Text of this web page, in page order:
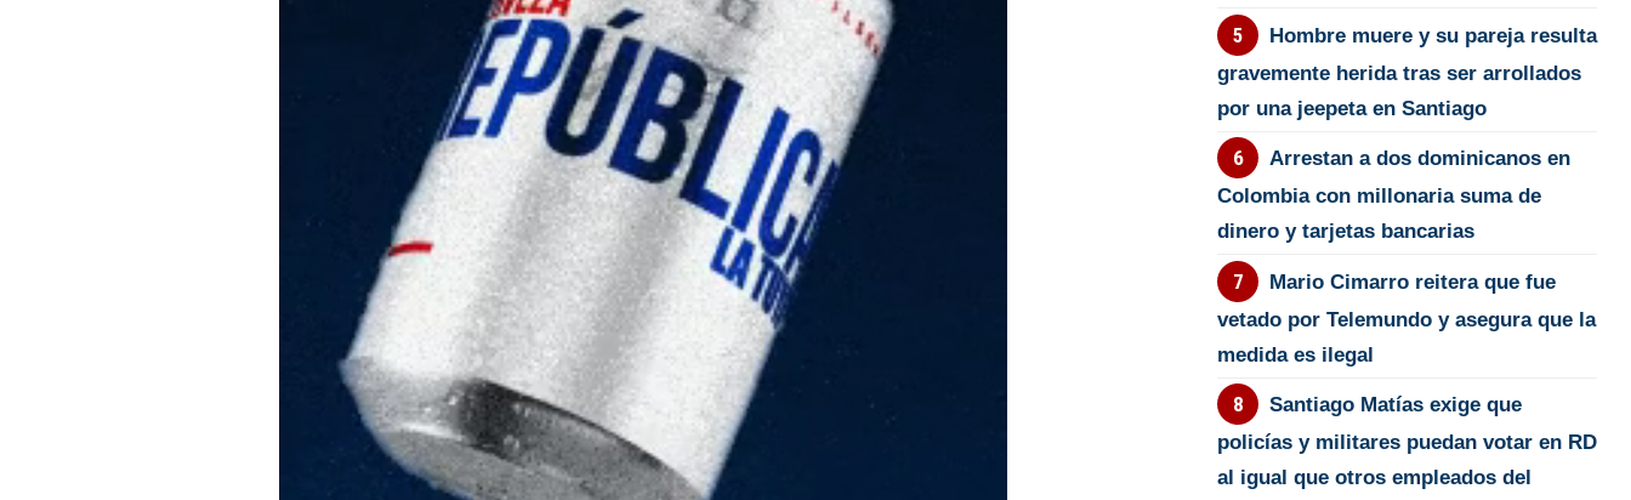
Hombre muere y su pareja resulta
gravemente herida tras ser arrollados
por una jeepeta en Santiago
Arrestan a dos dominicanos en
Colombia con millonaria suma de
dinero y tarjetas bancarias
Mario Cimarro reitera que fue
vetado por Telemundo y asegura que la
medida es ilegal
Santiago Matías exige que
policías y militares puedan votar en RD
al igual que otros empleados del